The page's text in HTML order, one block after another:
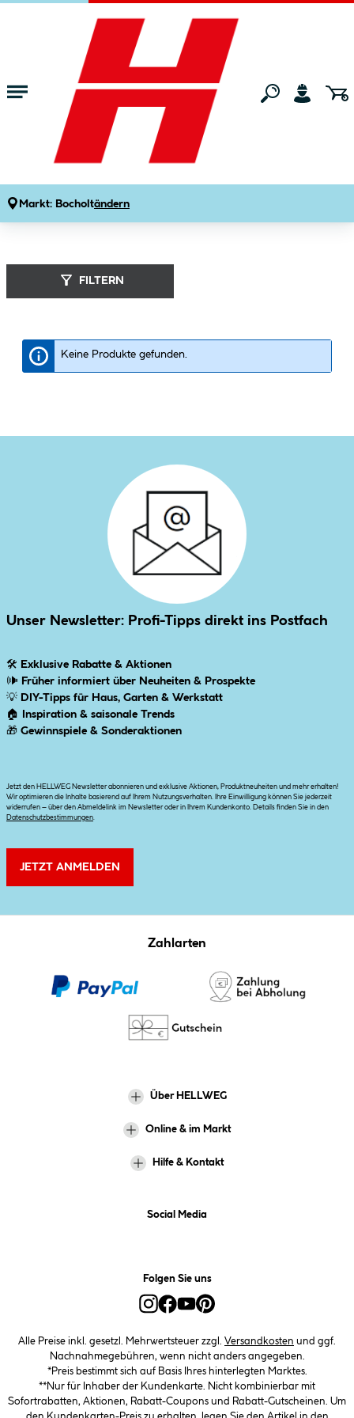
Zum Hauptinhalt springen
Markt: Bocholtändern
Marken Ironside
Ironside ( Produkte
FILTERN
Keine Produkte gefunden.
Unser Newsletter: Profi-Tipps direkt ins Postfach
🛠 Exklusive Rabatte & Aktionen
🕪 Früher informiert über Neuheiten & Prospekte
💡 DIY-Tipps für Haus, Garten & Werkstatt
🏠
Inspiration & saisonale Trends
🎁 Gewinnspiele & Sonderaktionen
Jetzt den HELLWEG Newsletter abonnieren und exklusive Aktionen, Produktneuheiten und mehr erhalten!
Wir optimieren die Inhalte basierend auf Ihrem Nutzungsverhalten. Ihre Einwilligung können Sie jederzeit
widerrufen – über den Abmeldelink im Newsletter oder in Ihrem Kundenkonto. Details finden Sie in den
Datenschutzbestimmungen
JETZT ANMELDEN
Zahlarten
Über HELLWEG
Online & im Markt
Hilfe & Kontakt
Social Media
Folgen Sie uns
Alle Preise inkl. gesetzl. Mehrwertsteuer zzgl. Versandkosten und ggf.
Nachnahmegebühren, wenn nicht anders angegeben.
*Preis bestimmt sich auf Basis Ihres hinterlegten Marktes.
**Nur für Inhaber der Kundenkarte. Nicht kombinierbar mit
Sofortrabatten, Aktionen, Rabatt-Coupons und Rabatt-Gutscheinen. Um